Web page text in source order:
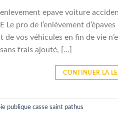
epave voiture
Le pro de l’enlèvement
de vos véhicules en fin de vie
frais ajouté, […]
CONTINUER LA
publique casse saint pathus